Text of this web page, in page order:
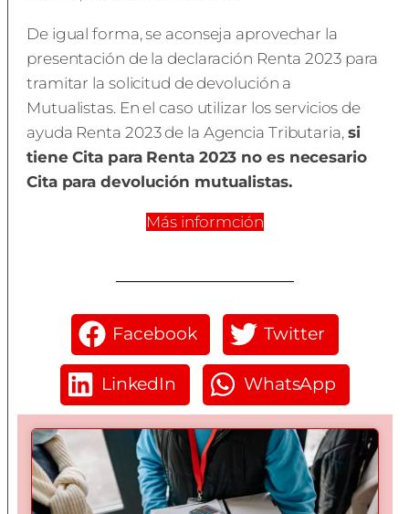
De igual forma, se aconseja aprovechar la
presentación de la declaración Renta 2023 para
tramitar la solicitud de devolución a
Mutualistas. En el caso utilizar los servicios de
ayuda Renta 2023 de la Agencia Tributaria, si
tiene Cita para Renta 2023 no es necesario
Cita para devolución mutualistas.
Más informción
Facebook Twitter
LinkedIn WhatsApp